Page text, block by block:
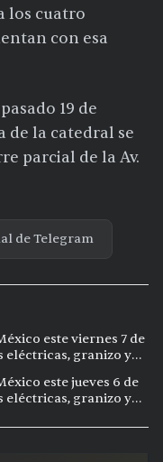
los cuatro
con esa
19 de
de la catedral se
parcial de la Av.
de Telegram
este viernes 7 de
eléctricas, granizo y
este jueves 6 de
eléctricas, granizo y